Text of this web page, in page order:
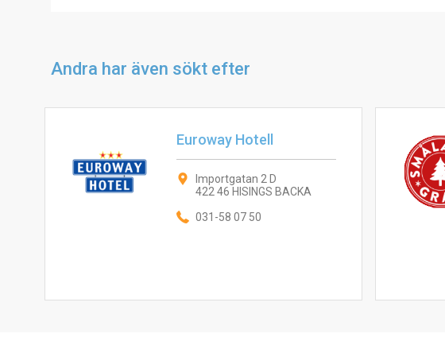
Andra har även sökt efter
Euroway Hotell
Importgatan 2 D
422 46 HISINGS BACKA
031-58 07 50